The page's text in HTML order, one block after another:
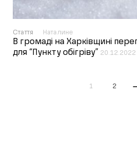
Стаття Наталине
В громаді на Харківщині
для “Пункту обігріву” 20.12.2022
1 2